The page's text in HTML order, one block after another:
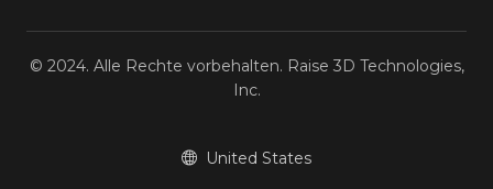
© 2024. Alle Rechte vorbehalten. Raise 3D Technologies,
Inc.
United States